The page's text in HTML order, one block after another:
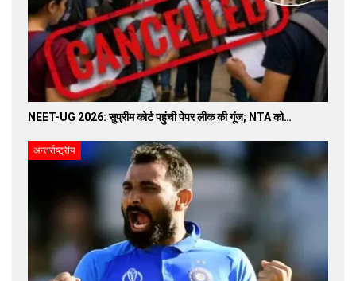
NEET-UG 2026: सुप्रीम कोर्ट पहुंची पेपर लीक की गूंज; NTA को…
अन्तर्राष्ट्रीय